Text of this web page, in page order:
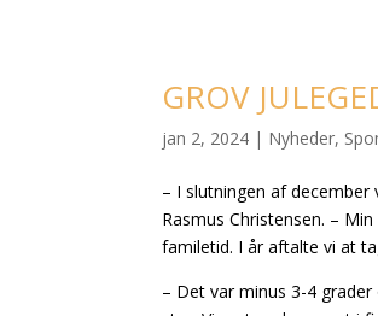
GROV
jan 2, 2024 | Nyheder,
– I slutningen af
Rasmus Christensen. –
familetid. I år aftalte vi at
– Det var minus 3-4